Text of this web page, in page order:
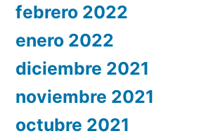
febrero 2022
enero 2022
diciembre 2021
noviembre 2021
octubre 2021